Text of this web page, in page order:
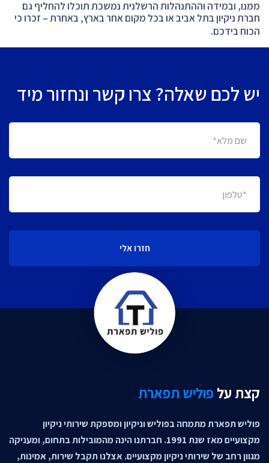
ממנו, ובמידה וההתנהלות הרשלנית נמשכת תוכלו להחליף גם
חברת ניקיון בתל אביב או בכל מקום אחר בארץ, באחרת – זכרו כי
הכוח בידכם.
יש לכם שאלה? צרו קשר ונחזור מיד
חזרו אלי
קצת על פוליש תפארת
פוליש תפארת מתמחה בפוליש וניקיון ומספקת שירותי ניקיון
מקצועיים מאז שנת 1991. חברתנו הינה מהמובילות בתחום, ומעניקה
מגוון רחב של שירותי ניקיון מקצועיים. אצלנו תקבל שירות, אמינות,